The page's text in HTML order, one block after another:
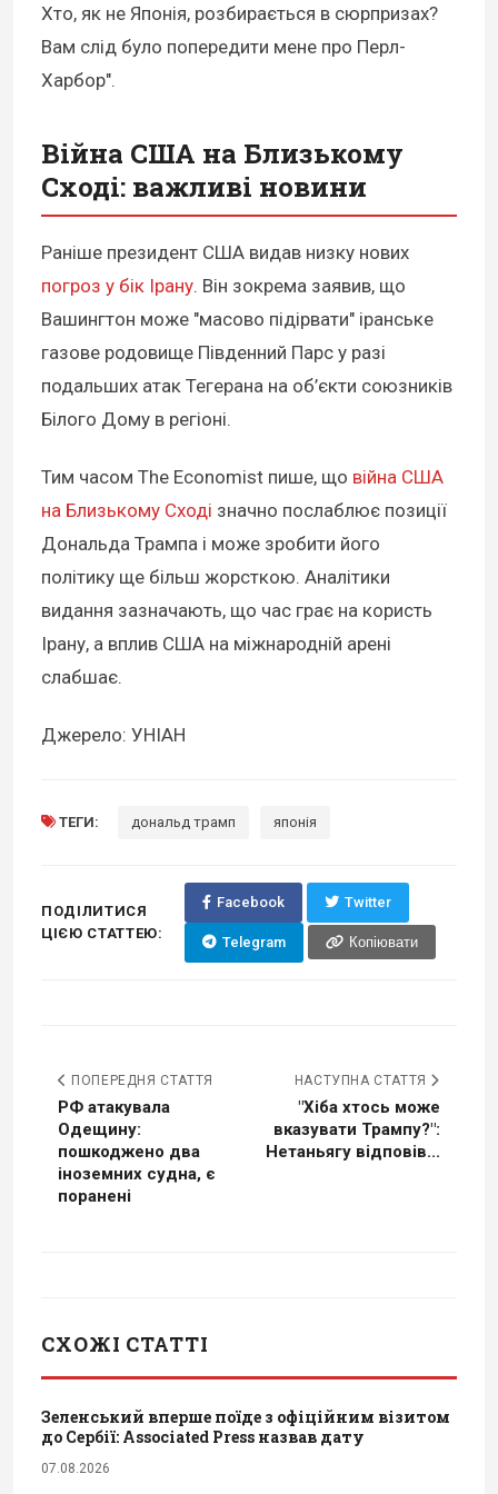
Хто, як не Японія, розбирається в сюрпризах?
Вам слід було попередити мене про Перл-
Харбор".
Війна США на Близькому
Сході: важливі новини
Раніше президент США видав низку нових
погроз у бік Ірану. Він зокрема заявив, що
Вашингтон може "масово підірвати" іранське
газове родовище Південний Парс у разі
подальших атак Тегерана на об’єкти союзників
Білого Дому в регіоні.
Тим часом The Economist пише, що війна США
на Близькому Сході значно послаблює позиції
Дональда Трампа і може зробити його
політику ще більш жорсткою. Аналітики
видання зазначають, що час грає на користь
Ірану, а вплив США на міжнародній арені
слабшає.
Джерело: УНІАН
ТЕГИ: дональд трамп японія
ПОДІЛИТИСЯ
ЦІЄЮ СТАТТЕЮ:
Facebook Twitter
Telegram Копіювати
ПОПЕРЕДНЯ СТАТТЯ
РФ атакувала
Одещину:
пошкоджено два
іноземних судна, є
поранені
НАСТУПНА СТАТТЯ
"Хіба хтось може
вказувати Трампу?":
Нетаньягу відповів...
СХОЖІ СТАТТІ
Зеленський вперше поїде з офіційним візитом
до Сербії: Associated Press назвав дату
07.08.2026